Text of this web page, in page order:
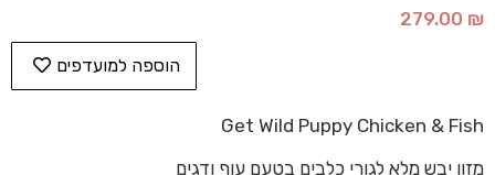
279.00 ₪
הוספה למועדפים
Get Wild Puppy Chicken & Fish
מזון יבש מלא לגורי כלבים בטעם עוף ודגים